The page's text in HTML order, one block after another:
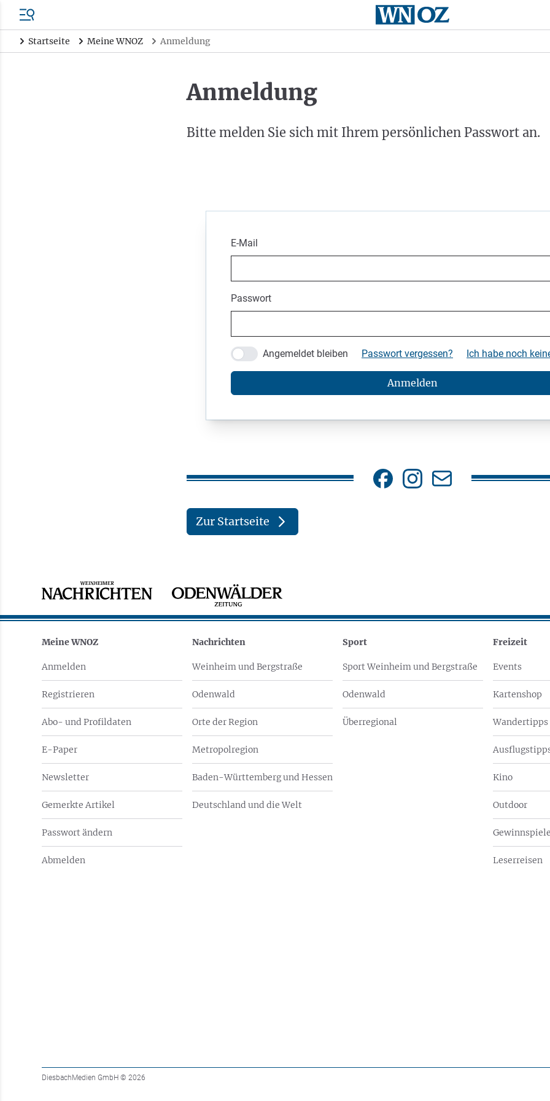
Startseite Meine WNOZ Anmeldung
Anmeldung
Bitte melden Sie sich mit Ihrem persönlichen Passwort an.
E-Mail
Passwort
Angemeldet bleiben Passwort vergessen? Ich habe noch
Anmelden
Zur Startseite
Meine WNOZ
Anmelden
Registrieren
Abo- und Profildaten
E-Paper
Newsletter
Gemerkte Artikel
Passwort ändern
Abmelden
Nachrichten
Weinheim und Bergstraße
Odenwald
Orte der Region
Metropolregion
Baden-Württemberg und Hessen
Deutschland und die Welt
Sport
Sport Weinheim und Bergstraße
Odenwald
Überregional
Freizeit
Events
Kartenshop
Wandertipps
Kino
Outdoor
Gewinnspiele
Leserreisen
DiesbachMedien GmbH © 2026